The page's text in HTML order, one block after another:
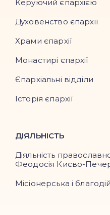
Керуючий єпархією
Духовенство єпархії
Храми єпархії
Монастирі єпархії
Єпархіальні відділи
Історія єпархії
ДІЯЛЬНІСТЬ
Діяльність
Феодосія Києво-
Місіонерська і